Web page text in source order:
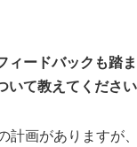
ードバックも踏
て教えてください
計画がありますが